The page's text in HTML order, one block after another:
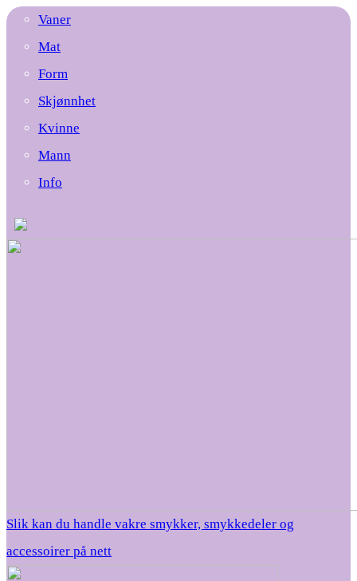
Vaner
Mat
Form
Skjønnhet
Kvinne
Mann
Info
Slik kan du handle vakre smykker, smykkedeler og
accessoirer på nett